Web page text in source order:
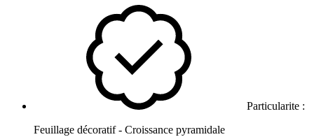
Particularite :
Feuillage décoratif - Croissance pyramidale